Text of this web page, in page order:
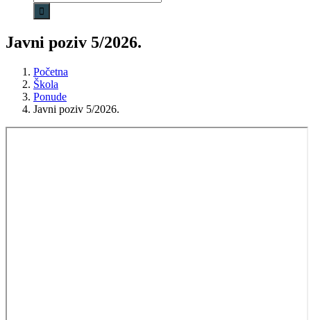
Javni poziv 5/2026.
Početna
Škola
Ponude
Javni poziv 5/2026.